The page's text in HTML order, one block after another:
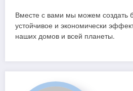
Вместе с вами мы можем создать
устойчивое и экономически
наших домов и всей планеты.